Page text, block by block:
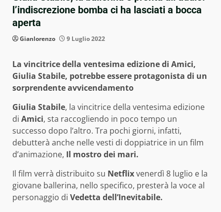
l’indiscrezione bomba ci ha lasciati a bocca
aperta
Gianlorenzo 9 Luglio 2022
La vincitrice della ventesima edizione di Amici,
Giulia Stabile, potrebbe essere protagonista di un
sorprendente avvicendamento
Giulia Stabile, la vincitrice della ventesima edizione
di Amici, sta raccogliendo in poco tempo un
successo dopo l’altro. Tra pochi giorni, infatti,
debutterà anche nelle vesti di doppiatrice in un film
d’animazione, Il mostro dei mari.
Il film verrà distribuito su Netflixvenerdì 8 luglio e la
giovane ballerina, nello specifico, presterà la voce al
personaggio di Vedetta dell’Inevitabile.